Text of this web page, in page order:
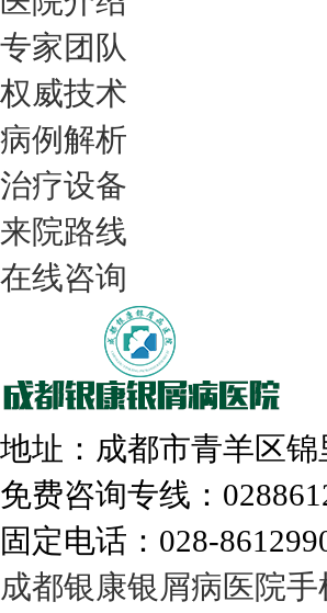
我们只治银屑病，我们在成都坐诊
308nm激光：银屑病治疗更高效
走进成都：满足您的治愈需求
专家团队
权威技术
病例解析
治疗设备
来院路线
在线咨询
地址：成都市青羊区
免费咨询专线：
固定电话：028-
成都银康银屑病医院手